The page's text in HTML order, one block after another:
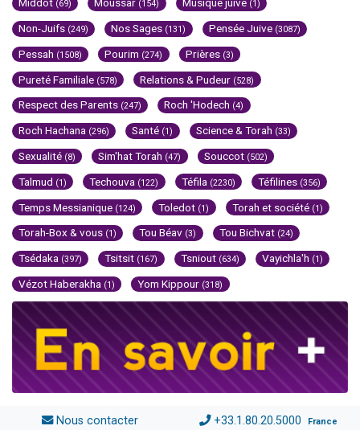
Middot (69) Moussar (154) Musique juive (1)
Non-Juifs (249) Nos Sages (131) Pensée Juive (3087)
Pessah (1508) Pourim (274) Prières (3)
Pureté Familiale (578) Relations & Pudeur (528)
Respect des Parents (247) Roch 'Hodech (4)
Roch Hachana (296) Santé (1) Science & Torah (33)
Sexualité (8) Sim'hat Torah (47) Souccot (502)
Talmud (1) Techouva (122) Téfila (2230) Téfilines (356)
Temps Messianique (124) Toledot (1) Torah et société (1)
Torah-Box & vous (1) Tou Béav (3) Tou Bichvat (24)
Tsédaka (397) Tsitsit (167) Tsniout (634) Vayichla'h (1)
Vézot Haberakha (1) Yom Kippour (318)
Nous contacter +33.1.80.20.5000 France